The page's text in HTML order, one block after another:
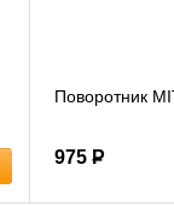
Поворотник
975 Р